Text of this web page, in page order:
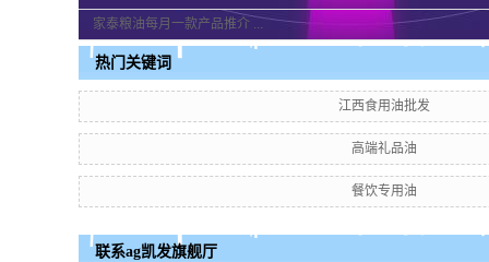
舰厅 欧贝蒙娜
家泰粮油每月一款产品推介 ...
热门关键词
江西食用油批发
高端礼品油
餐饮专用油
联系ag凯发旗舰厅